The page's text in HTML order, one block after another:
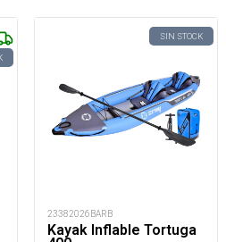
SIN STOCK
23382026BARB
Kayak Inflable Tortuga